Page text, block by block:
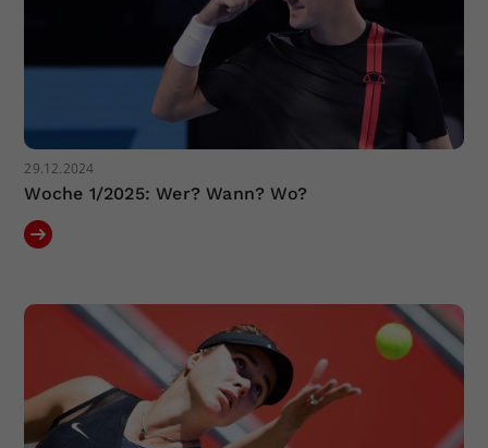
29.12.2024
Woche 1/2025: Wer? Wann? Wo?